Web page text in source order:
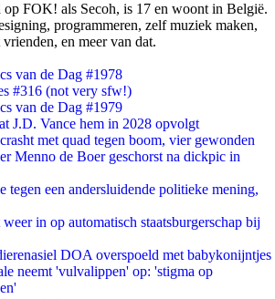
FOK! als Secoh, is 17 en woont in België.
programmeren, zelf muziek maken,
en meer van dat.
van de Dag #1978
#316 (not very sfw!)
van de Dag #1979
J.D. Vance hem in 2028 opvolgt
met quad tegen boom, vier gewonden
Menno de Boer geschorst na dickpic in
tegen een andersluidende politieke mening,
in op automatisch staatsburgerschap bij
DOA overspoeld met babykonijntjes
neemt 'vulvalippen' op: 'stigma op